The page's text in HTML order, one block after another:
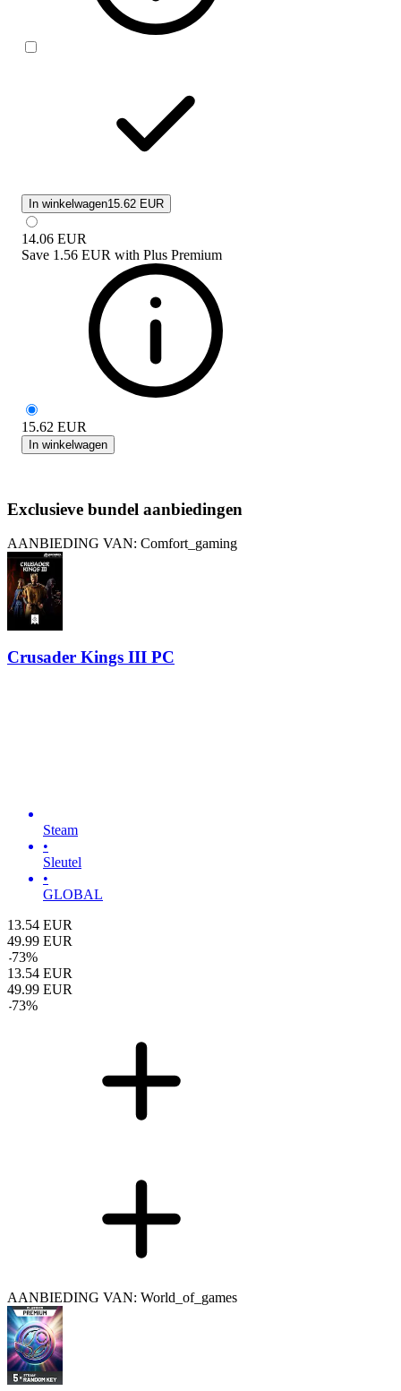
In winkelwagen15.62 EUR
14.06 EUR
Save 1.56 EUR with Plus Premium
15.62 EUR
In winkelwagen
Exclusieve bundel aanbiedingen
AANBIEDING VAN: Comfort_gaming
Crusader Kings III PC
Steam
•
Sleutel
•
GLOBAL
13.54 EUR
49.99 EUR
-73%
13.54 EUR
49.99 EUR
-73%
AANBIEDING VAN: World_of_games